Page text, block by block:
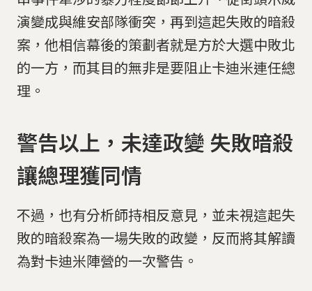
演變成與維安部隊衝突，再到這起失敗的暗殺
案，他相信幕後的策劃者就是方於大選中敗北
的一方，而其目的無非是要阻止卡迪米連任總
理。
警告以上，未達政變 失敗暗殺
讓總理獲同情
不過，也有分析師持相反意見，並未視這起失
敗的暗殺案為一場失敗的政變，反而將其解讀
為對卡迪米陣營的一次警告。